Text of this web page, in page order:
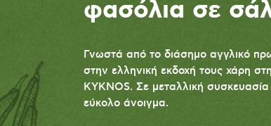
φασόλια σε
Γνωστά από το διάσημο αγγλικό
στην ελληνική εκδοχή τους χάρη
KYKNOS. Σε μεταλλική
εύκολο άνοιγμα.